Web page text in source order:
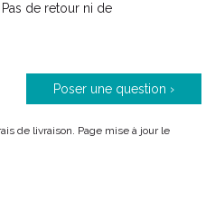
de retour ni de
Poser une question ›
de livraison. Page mise à jour le